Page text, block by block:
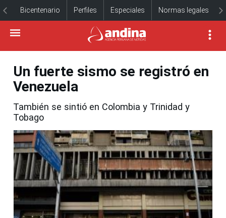
Bicentenario Perfiles Especiales Normas legales
Un fuerte sismo se registró en
Venezuela
También se sintió en Colombia y Trinidad y
Tobago